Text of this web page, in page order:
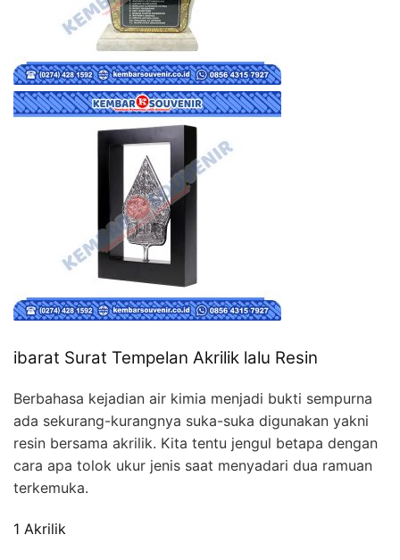
ibarat Surat Tempelan Akrilik lalu Resin
Berbahasa kejadian air kimia menjadi bukti sempurna
ada sekurang-kurangnya suka-suka digunakan yakni
resin bersama akrilik. Kita tentu jengul betapa dengan
cara apa tolok ukur jenis saat menyadari dua ramuan
terkemuka.
1 Akrilik